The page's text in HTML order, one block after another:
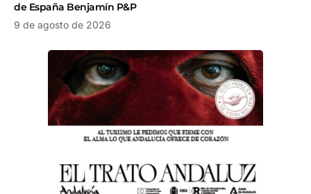
de España Benjamín P&P
9 de agosto de 2026